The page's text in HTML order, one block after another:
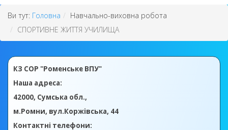
Ви тут: Головна
Навчально-виховна робота
СПОРТИВНЕ ЖИТТЯ УЧИЛИЩА
КЗ СОР "Роменське ВПУ"
Наша адреса:
42000, Сумська обл.,
м.Ромни, вул.Коржівська, 44
Контактні телефони: